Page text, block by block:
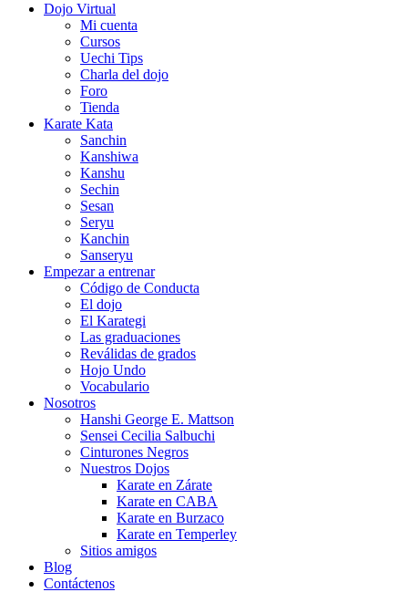
Dojo Virtual
Mi cuenta
Cursos
Uechi Tips
Charla del dojo
Foro
Tienda
Karate Kata
Sanchin
Kanshiwa
Kanshu
Sechin
Sesan
Seryu
Kanchin
Sanseryu
Empezar a entrenar
Código de Conducta
El dojo
El Karategi
Las graduaciones
Reválidas de grados
Hojo Undo
Vocabulario
Nosotros
Hanshi George E. Mattson
Sensei Cecilia Salbuchi
Cinturones Negros
Nuestros Dojos
Karate en Zárate
Karate en CABA
Karate en Burzaco
Karate en Temperley
Sitios amigos
Blog
Contáctenos